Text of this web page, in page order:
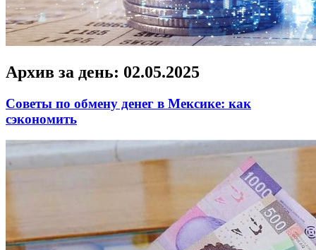
Архив за день: 02.05.2025
Советы по обмену денег в Мексике: как
сэкономить